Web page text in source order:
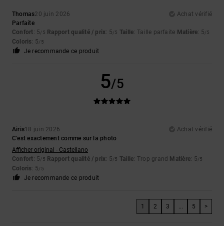
Thomas20 juin 2026
Achat vérifié
Parfaite
Confort: 5/5 Rapport qualité / prix: 5/5 Taille: Taille parfaite Matière: 5/5
Coloris: 5/5
Je recommande ce produit
5/5
Airis18 juin 2026
Achat vérifié
C'est exactement comme sur la photo
Afficher original - Castellano
Confort: 5/5 Rapport qualité / prix: 5/5 Taille: Trop grand Matière: 5/5
Coloris: 5/5
Je recommande ce produit
1 2 3 5 >